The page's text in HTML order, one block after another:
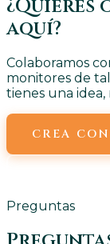
aquí?
Colaboramos
monitores de
tienes una
CREA
Preguntas